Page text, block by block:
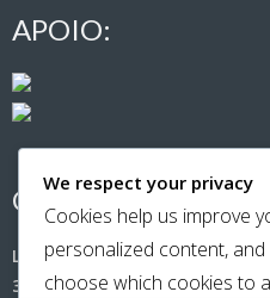
APOIO:
CONTACTOS:
Largo de Santa Cristina (Casa
3500-181 Viseu
We respect your privacy
Cookies help us improve
personalized content,
choose which cookies to